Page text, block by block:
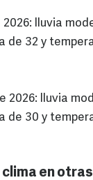
2026: lluvia
de 32 y
2026: lluvia
de 30 y
en